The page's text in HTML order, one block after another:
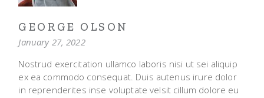
GEORGE OLSON
January 27, 2022
Nostrud exercitation ullamco laboris nisi ut sei aliquip
ex ea commodo consequat. Duis autenus irure dolor
in reprenderites inse voluptate velsit cillum dolore eu